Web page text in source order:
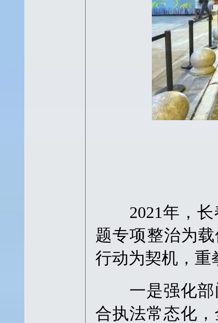
2021年，长
题专项整治为
行动为契机，重
一是强化部
合执法常态化